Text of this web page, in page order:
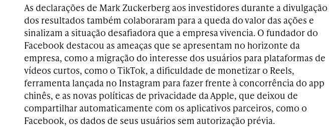
As declarações de Mark Zuckerberg aos investidores durante a divulgação
dos resultados também colaboraram para a queda do valor das ações e
sinalizam a situação desafiadora que a empresa vivencia. O fundador do
Facebook destacou as ameaças que se apresentam no horizonte da
empresa, como a migração do interesse dos usuários para plataformas de
vídeos curtos, como o TikTok, a dificuldade de monetizar o Reels,
ferramenta lançada no Instagram para fazer frente à concorrência do app
chinês, e as novas políticas de privacidade da Apple, que deixou de
compartilhar automaticamente com os aplicativos parceiros, como o
Facebook, os dados de seus usuários sem autorização prévia.